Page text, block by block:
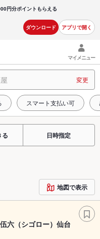
円分ポイントもらえる
ダウンロード アプリで開く
マイメニュー
変更
スマート支払い可
る 日時指定
地図で表示
六（シゴロー）仙台